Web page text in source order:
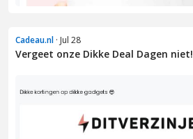
Cadeau.nl · Jul 28
Vergeet onze Dikke Deal Dagen niet!